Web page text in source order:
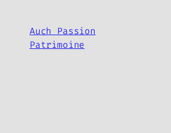
contenu
Auch Passion
Patrimoine